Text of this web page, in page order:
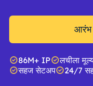
86M+ IP लचीला
सहज सेटअप
24/7